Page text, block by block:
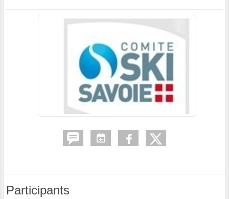
Participants